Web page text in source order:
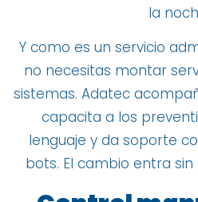
la
Y como es un servicio
no necesitas montar
sistemas. Adatec
capacita a los
lenguaje y da soporte
bots. El cambio entra